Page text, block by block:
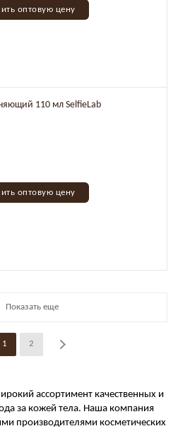
оптовую цену
110 мл SelfieLab
оптовую цену
Показать еще
1 2
ассортимент качественных и
за кожей тела. Наша компания
производителями косметических